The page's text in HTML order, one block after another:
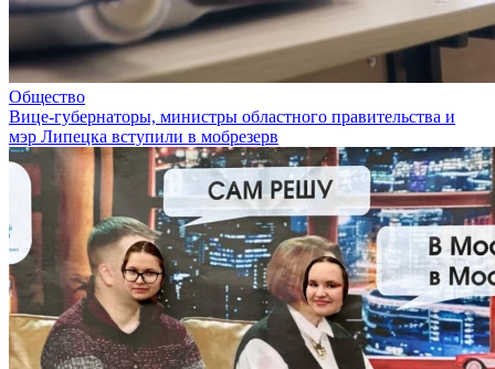
Общество
Вице-губернаторы, министры областного правительства и
мэр Липецка вступили в мобрезерв